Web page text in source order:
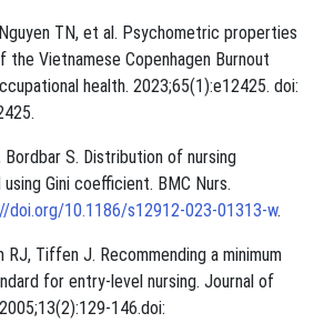
TN, et al. Psychometric properties
Vietnamese Copenhagen Burnout
health. 2023;65(1):e12425. doi:
Bordbar S. Distribution of nursing
Gini coefficient. BMC Nurs.
doi.org/10.1186/s12912-023-01313-w.
RJ, Tiffen J. Recommending a minimum
for entry-level nursing. Journal of
146.doi: